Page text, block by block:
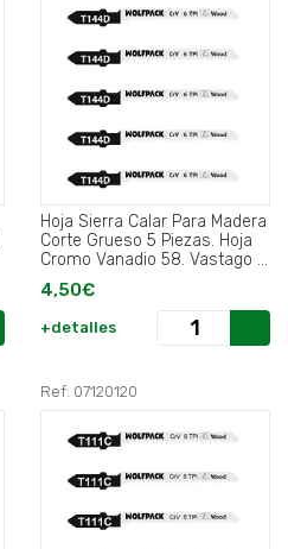
Hoja Sierra Calar Para Madera
Corte Grueso 5 Piezas. Hoja
Cromo Vanadio 58. Vastago T
Universal..
4,50€
+detalles
Ref: 07120120